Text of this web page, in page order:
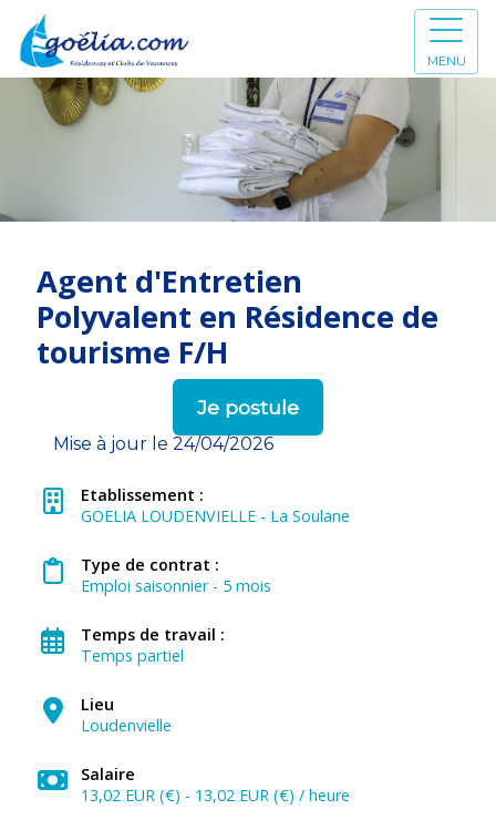
MENU
Agent d'Entretien
Polyvalent en Résidence de
tourisme F/H
Je postule
Mise à jour le 24/04/2026
Etablissement :
GOELIA LOUDENVIELLE - La Soulane
Type de contrat :
Emploi saisonnier - 5 mois
Temps de travail :
Temps partiel
Lieu
Loudenvielle
Salaire
13,02 EUR (€) - 13,02 EUR (€) / heure